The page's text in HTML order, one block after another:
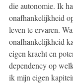
die autonomie. Ik
onafhankelijkheid
leven te ervaren.
onafhankelijkheid
eigen kracht en
dependency op
ik mijn eigen